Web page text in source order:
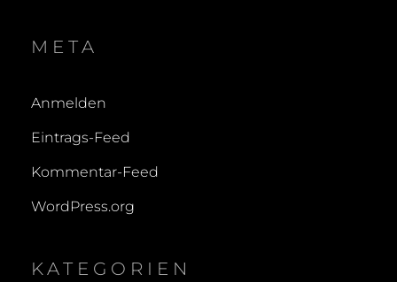
META
Anmelden
Eintrags-Feed
Kommentar-Feed
WordPress.org
KATEGORIEN